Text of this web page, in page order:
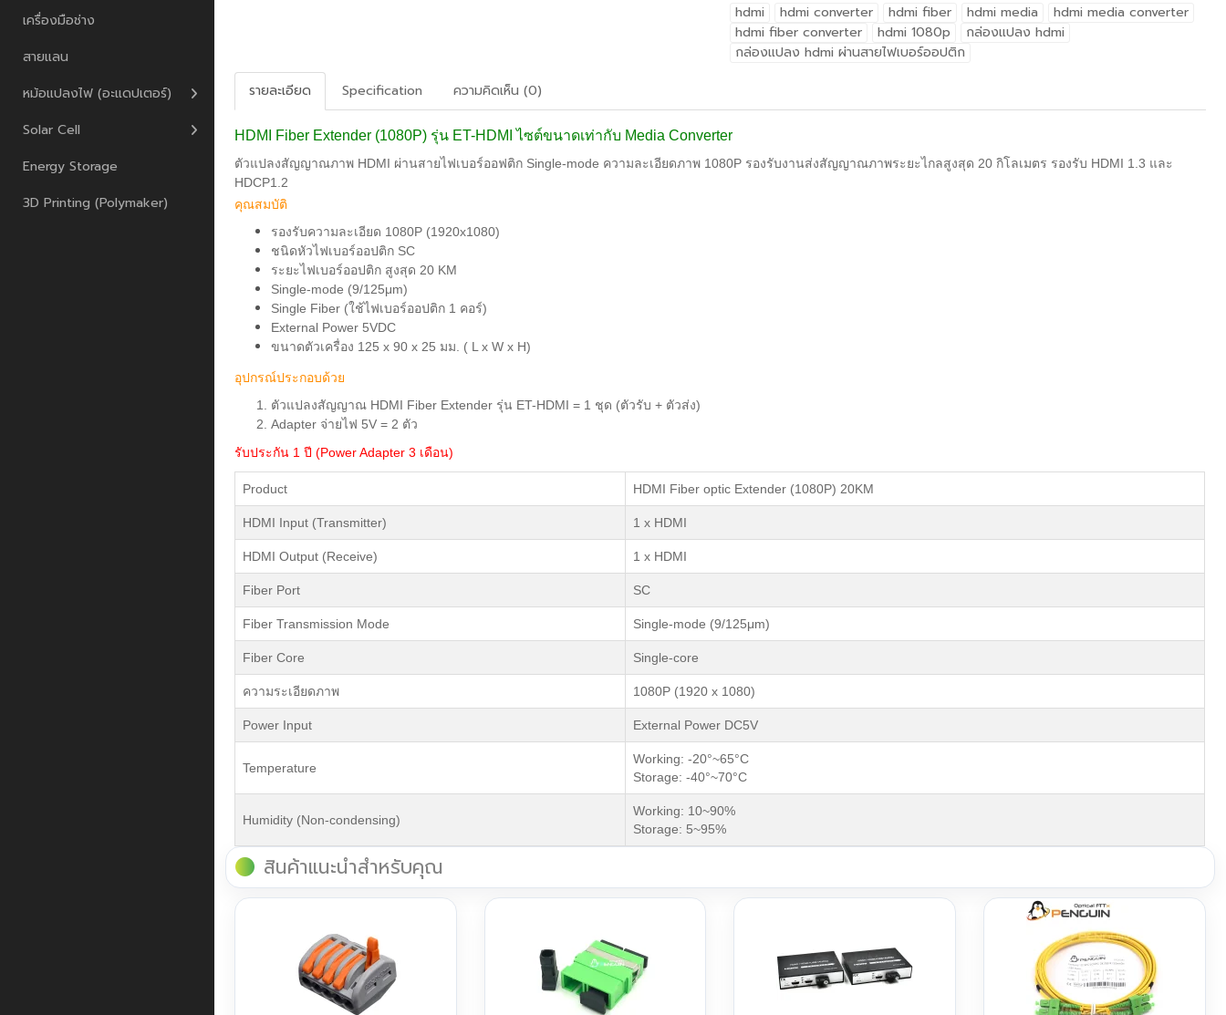
เครื่องมือช่าง
สายแลน
หม้อแปลงไฟ (อะแดปเตอร์)
Solar Cell
Energy Storage
3D Printing (Polymaker)
hdmi
hdmi converter hdmi fiber hdmi media
hdmi media converter
hdmi fiber converter
hdmi 1080p
กล่องแปลง hdmi
กล่องแปลง hdmi ผ่านสายไฟเบอร์ออปติก
รายละเอียด
Specification ความคิดเห็น (0)
HDMI Fiber Extender (1080P) รุ่น ET-HDMI ไซต์ขนาดเท่ากับ Media Converter
ตัวแปลงสัญญาณภาพ HDMI ผ่านสายไฟเบอร์ออฟติก Single-mode ความละเอียดภาพ 1080P รองรับงานส่งสัญญาณภาพระยะไกลสูงสุด 20 กิโลเมตร รองรับ HDMI 1.3 และ
HDCP1.2
คุณสมบัติ
รองรับความละเอียด 1080P (1920x1080)
ชนิดหัวไฟเบอร์ออปติก SC
ระยะไฟเบอร์ออปติก สูงสุด 20 KM
Single-mode (9/125μm)
Single Fiber (ใช้ไฟเบอร์ออปติก 1 คอร์)
External Power 5VDC
ขนาดตัวเครื่อง 125 x 90 x 25 มม. ( L x W x H)
อุปกรณ์ประกอบด้วย
ตัวแปลงสัญญาณ HDMI Fiber Extender รุ่น ET-HDMI = 1 ชุด (ตัวรับ + ตัวส่ง)
Adapter จ่ายไฟ 5V = 2 ตัว
รับประกัน 1 ปี (Power Adapter 3 เดือน)
Product HDMI Fiber optic Extender (1080P) 20KM
HDMI Input (Transmitter) 1 x HDMI
HDMI Output (Receive) 1 x HDMI
Fiber Port SC
Fiber Transmission Mode Single-mode (9/125μm)
Fiber Core Single-core
ความระเอียดภาพ 1080P (1920 x 1080)
Power Input External Power DC5V
Temperature
Working: -20°~65°C
Storage: -40°~70°C
Humidity (Non-condensing)
Working: 10~90%
Storage: 5~95%
สินค้าแนะนำสำหรับคุณ